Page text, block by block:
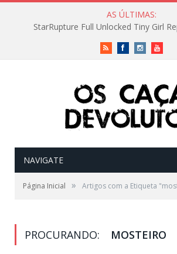
AS ÚLTIMAS:
StarRupture Full Unlocked Tiny Girl
RSS FacebookInstagramVimeo
NAVIGATE
Página Inicial » Artigos com a Etiqueta
PROCURANDO: MOSTEIRO